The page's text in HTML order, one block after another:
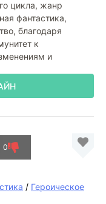
цикла, жанр
фантастика,
благодаря
к
и
0
/ Героическое